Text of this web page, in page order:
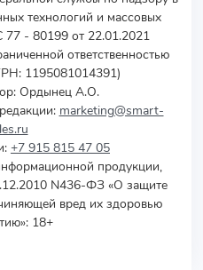
технологий и массовых
- 80199 от 22.01.2021
ответственностью
1195081014391)
Ордынец А.О.
marketing@smart-
+7 915 815 47 05
продукции,
N436-ФЗ «О защите
вред их здоровью
18+